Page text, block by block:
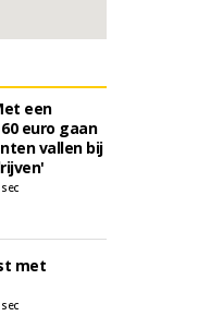
een
euro gaan
vallen bij
met